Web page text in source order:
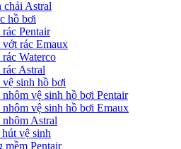
chải Astral
hồ bơi
Pentair
rác Emaux
Waterco
Astral
vệ sinh hồ bơi
nhôm vệ sinh hồ bơi Pentair
nhôm vệ sinh hồ bơi Emaux
nhôm Astral
vệ sinh
mềm Pentair